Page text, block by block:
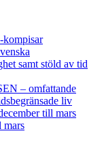
kompisar
samt stöld av tid
– omfattande
liv
till mars
mars